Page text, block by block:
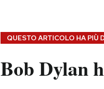
QUESTO ARTICOLO HA PIÙ
Bob Dylan